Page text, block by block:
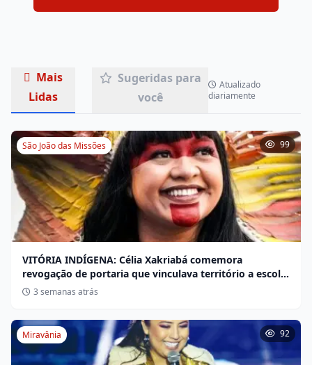
Mais
Lidas
Sugeridas para
você
Atualizado
diariamente
São João das Missões 99
VITÓRIA INDÍGENA: Célia Xakriabá comemora
revogação de portaria que vinculava território a escola
não indígena
3 semanas atrás
Miravânia 92